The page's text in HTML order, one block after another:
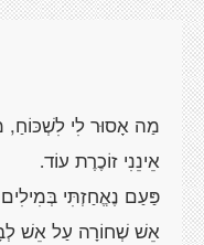
מַה אָסוּר לִי לִשְׁכּוֹחַ,
אֵינֵנִי זוֹכֶרֶת עוֹד.
פַּעַם נֶאֱחַזְתִּי
אֵשׁ שְׁחוֹרָה עַל אֵשׁ